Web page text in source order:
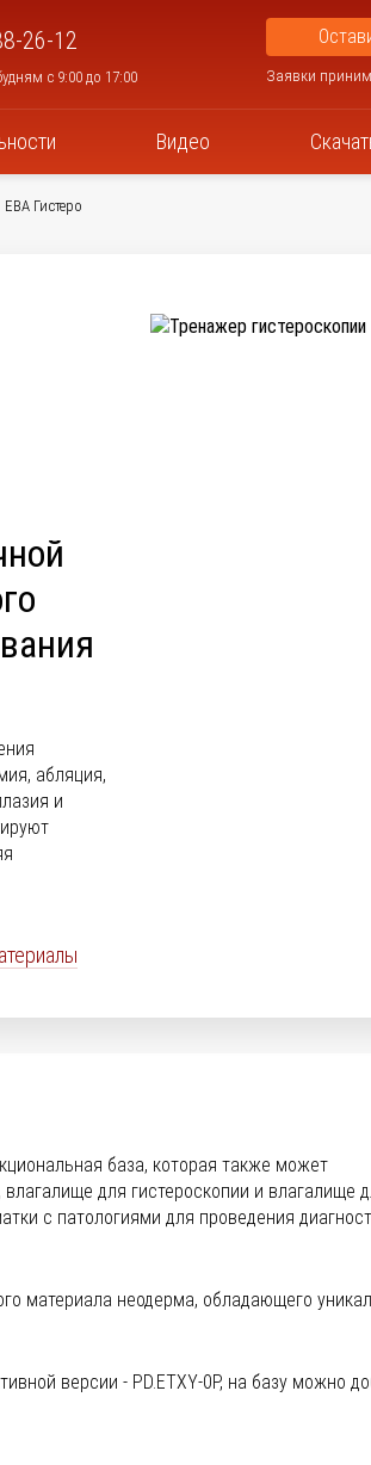
26-12
с 9:00 до 17:00 Заявки
Видео
ЕВА Гистеро
абляция,
и
база, которая также может
для гистероскопии и влагалище
с патологиями для проведения
материала неодерма, обладающего
версии - PD.ETXY-0P, на базу можно